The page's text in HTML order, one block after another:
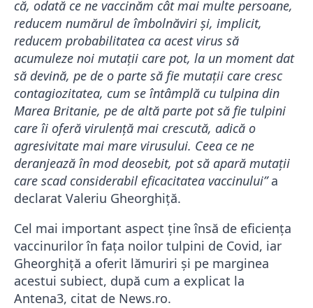
că, odată ce ne vaccinăm cât mai multe persoane,
reducem numărul de îmbolnăviri şi, implicit,
reducem probabilitatea ca acest virus să
acumuleze noi mutaţii care pot, la un moment dat
să devină, pe de o parte să fie mutaţii care cresc
contagiozitatea, cum se întâmplă cu tulpina din
Marea Britanie, pe de altă parte pot să fie tulpini
care îi oferă virulenţă mai crescută, adică o
agresivitate mai mare virusului. Ceea ce ne
deranjează în mod deosebit, pot să apară mutaţii
care scad considerabil eficacitatea vaccinului”a
declarat Valeriu Gheorghiţă.
Cel mai important aspect ține însă de eficiența
vaccinurilor în fața noilor tulpini de Covid, iar
Gheorghiță a oferit lămuriri și pe marginea
acestui subiect, după cum a explicat la
Antena3, citat de News.ro.